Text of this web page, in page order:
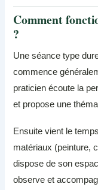
Comment
?
Une séance type
commence
praticien écoute la
et propose une
Ensuite vient le
matériaux (peinture,
dispose de son
observe et